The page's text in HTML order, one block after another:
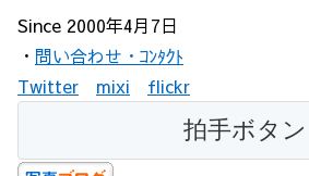
Since 2000年4月7日
・ 問い合わせ・ｺﾝﾀｸﾄ
Twitter
mixi flickr